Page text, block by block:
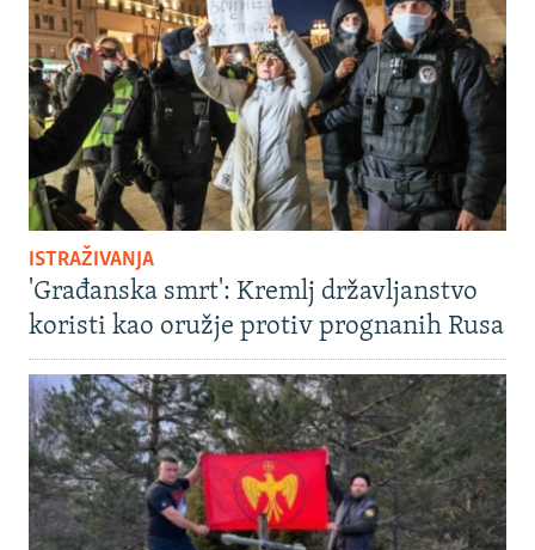
ISTRAŽIVANJA
'Građanska smrt': Kremlj državljanstvo
koristi kao oružje protiv prognanih Rusa